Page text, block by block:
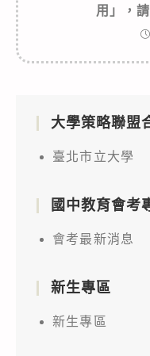
用」，
大學策略聯盟
臺北市立大學
國中教育會考
會考最新消息
新生專區
新生專區